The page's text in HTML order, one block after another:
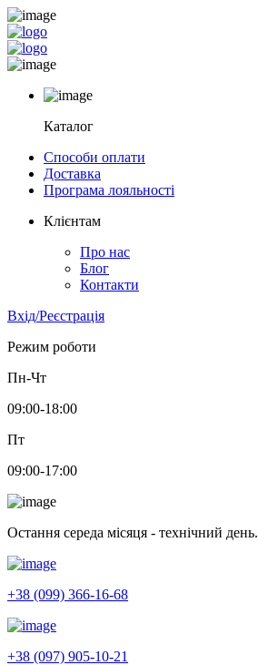
Каталог
Способи оплати
Доставка
Програма лояльності
Клієнтам
Про нас
Блог
Контакти
Вхід/Реєстрація
Режим роботи
Пн-Чт
09:00-18:00
Пт
09:00-17:00
Остання середа місяця - технічний день.
+38 (099) 366-16-68
+38 (097) 905-10-21